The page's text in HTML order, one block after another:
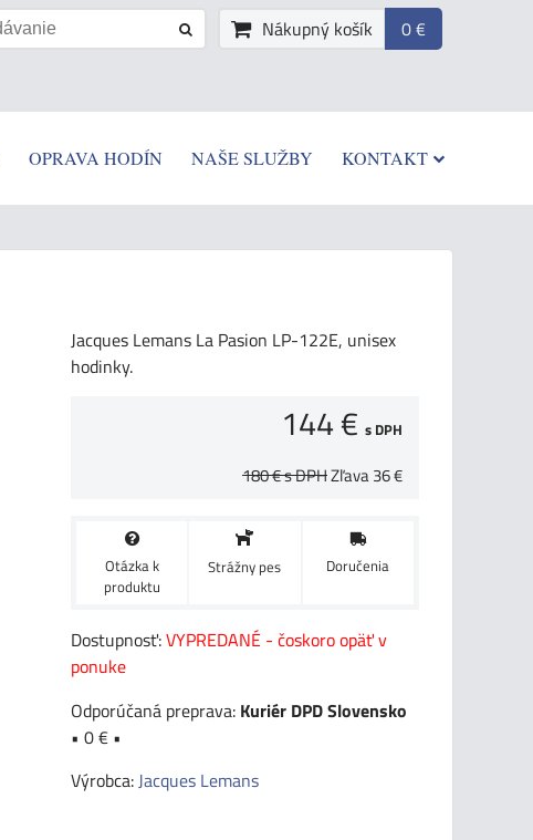
Nákupný košík 0 €
OPRAVA HODÍN NAŠE SLUŽBY KONTAKT
Jacques Lemans La Pasion LP-122E, unisex
hodinky.
144 € s DPH
180 €s DPHZľava36 €
Otázka k
produktu
Strážny pes Doručenia
Dostupnosť:VYPREDANÉ - čoskoro opäť v
ponuke
Kuriér DPD Slovensko
• 0 € •
Výrobca:Jacques Lemans